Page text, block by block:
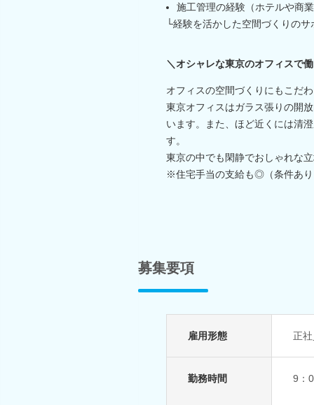
施工管理の経験（ホテルや商
└経験を活かした空間づくりの
＼オシャレな東京のオフィスで
オフィスの空間づくりにもこだ
東京オフィスはガラス張りの開
います。また、ほど近くには清
す。
東京の中でも閑静でおしゃれな
※住宅手当の支給も◎（条件あ
募集要項
雇用形態 正
勤務時間 9：